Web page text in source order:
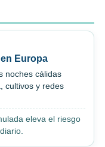
Europa
noches cálidas
cultivos y redes
eleva el riesgo